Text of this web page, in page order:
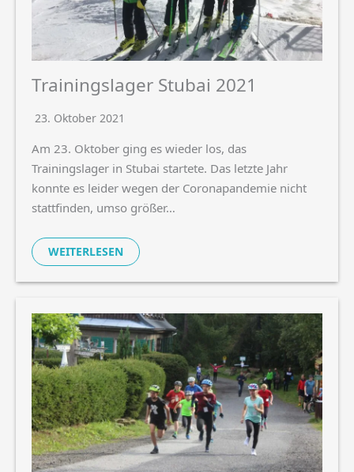
Trainingslager Stubai 2021
23. Oktober 2021
Am 23. Oktober ging es wieder los, das
Trainingslager in Stubai startete. Das letzte Jahr
konnte es leider wegen der Coronapandemie nicht
stattfinden, umso größer…
WEITERLESEN